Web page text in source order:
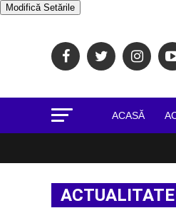
Modifică Setările
ACASĂ
ACTUALITATE